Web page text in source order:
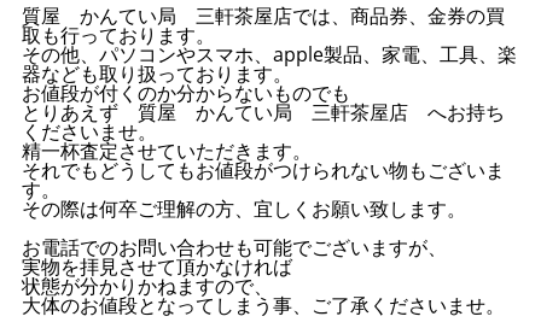
質屋 かんてい局 三軒茶屋店では、商品券、金券の買
取も行っております。
その他、パソコンやスマホ、apple製品、家電、工具、楽
器なども取り扱っております。
お値段が付くのか分からないものでも
とりあえず 質屋 かんてい局 三軒茶屋店 へお持ち
くださいませ。
精一杯査定させていただきます。
それでもどうしてもお値段がつけられない物もございま
す。
その際は何卒ご理解の方、宜しくお願い致します。
お電話でのお問い合わせも可能でございますが、
実物を拝見させて頂かなければ
状態が分かりかねますので、
大体のお値段となってしまう事、ご了承くださいませ。